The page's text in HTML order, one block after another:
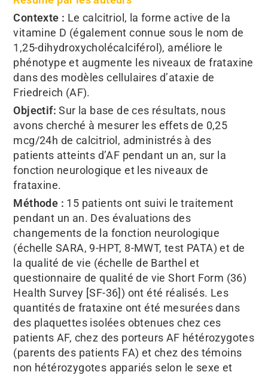
Contexte : Le calcitriol, la forme active de la
vitamine D (également connue sous le nom de
1,25-dihydroxycholécalciférol), améliore le
phénotype et augmente les niveaux de frataxine
dans des modèles cellulaires d’ataxie de
Friedreich (AF).
Objectif:Sur la base de ces résultats, nous
avons cherché à mesurer les effets de 0,25
mcg/24h de calcitriol, administrés à des
patients atteints d’AF pendant un an, sur la
fonction neurologique et les niveaux de
frataxine.
Méthode : 15 patients ont suivi le traitement
pendant un an. Des évaluations des
changements de la fonction neurologique
(échelle SARA, 9-HPT, 8-MWT, test PATA) et de
la qualité de vie (échelle de Barthel et
questionnaire de qualité de vie Short Form (36)
Health Survey [SF-36]) ont été réalisés. Les
quantités de frataxine ont été mesurées dans
des plaquettes isolées obtenues chez ces
patients AF, chez des porteurs AF hétérozygotes
(parents des patients FA) et chez des témoins
non hétérozygotes appariés selon le sexe et